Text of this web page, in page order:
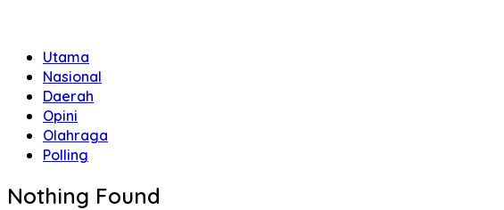
Utama
Nasional
Daerah
Opini
Olahraga
Polling
Nothing Found